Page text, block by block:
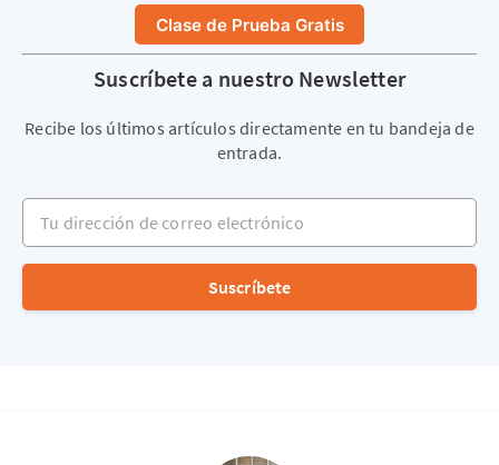
Clase de Prueba Gratis
Suscríbete a nuestro Newsletter
Recibe los últimos artículos directamente en tu bandeja de
entrada.
Tu dirección de correo electrónico
Suscríbete